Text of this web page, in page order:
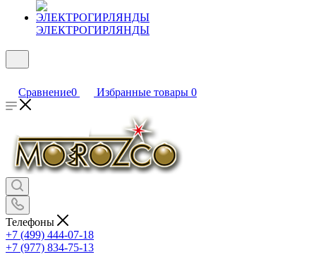
ЭЛЕКТРОГИРЛЯНДЫ
Сравнение0 Избранные товары 0
Телефоны
+7 (499) 444-07-18
+7 (977) 834-75-13